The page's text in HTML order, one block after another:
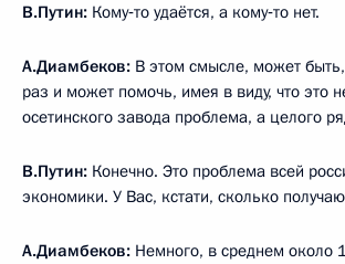
В.Путин: Кому‑то удаётся, а кому‑то нет.
А.Диамбеков: В этом смысле, может быть,
раз и может помочь, имея в виду, что это
осетинского завода проблема, а целого
В.Путин: Конечно. Это проблема всей
экономики. У Вас, кстати, сколько
А.Диамбеков: Немного, в среднем около